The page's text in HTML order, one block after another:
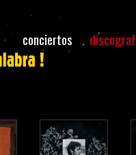
conciertos